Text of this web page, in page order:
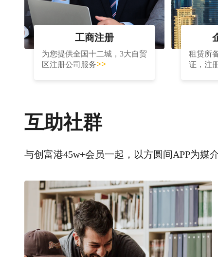
工商注册
为您提供全国十二城，3大自贸
区注册公司服务>>
租赁所
证，注
互助社群
与创富港45w+会员一起，以方圆间APP为媒